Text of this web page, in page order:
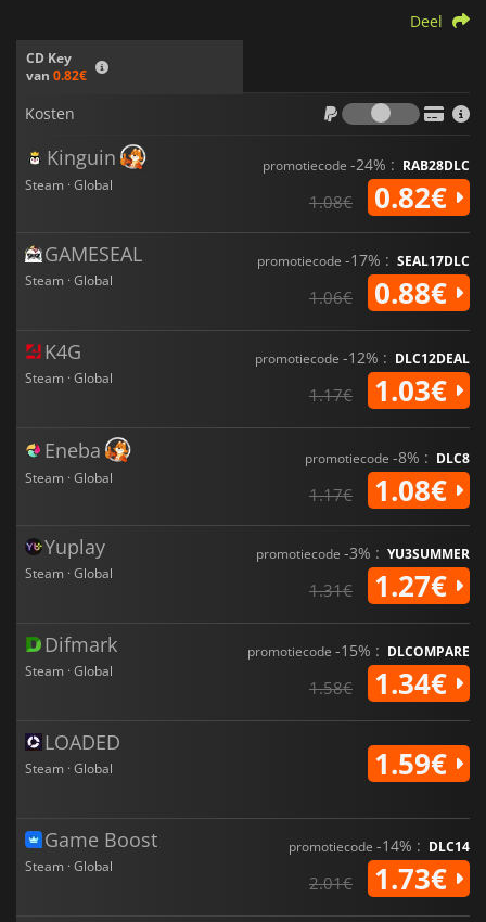
CD Key
van 0.82€
Deel
Kosten
Kosten
Kinguin
Steam · Global
promotiecode -24% : RAB28DLC
1.08€ 0.82€
GAMESEAL
Steam · Global
promotiecode -17% : SEAL17DLC
1.06€ 0.88€
K4G
Steam · Global
promotiecode -12% : DLC12DEAL
1.17€ 1.03€
Eneba
Steam · Global
promotiecode -8% : DLC8
1.17€ 1.08€
Yuplay
Steam · Global
promotiecode -3% : YU3SUMMER
1.31€ 1.27€
Difmark
Steam · Global
promotiecode -15% : DLCOMPARE
1.58€ 1.34€
LOADED
Steam · Global 1.59€
Game Boost
Steam · Global
promotiecode -14% : DLC14
2.01€ 1.73€